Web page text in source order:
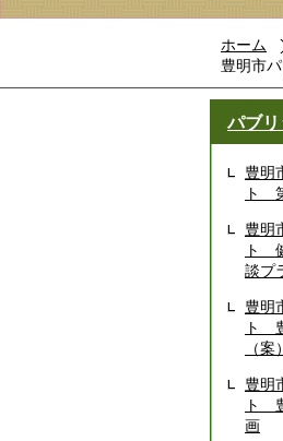
ホーム
豊明市
パブリ
豊明
ト
豊明
ト
談プ
豊明
ト
（案）
豊明
ト
画